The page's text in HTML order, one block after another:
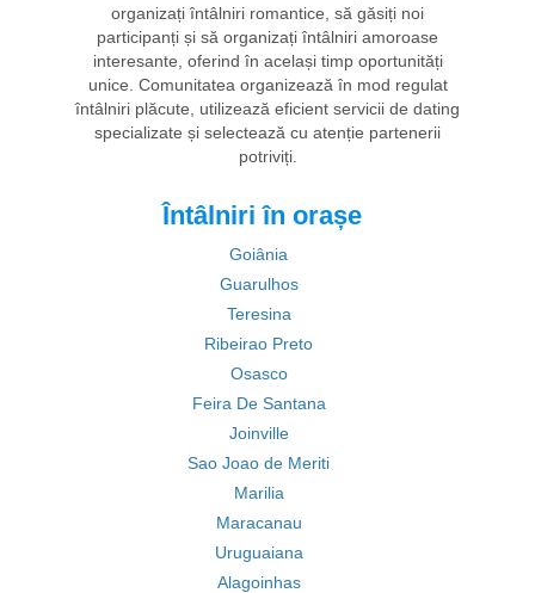
organizați întâlniri romantice, să găsiți noi
participanți și să organizați întâlniri amoroase
interesante, oferind în același timp oportunități
unice. Comunitatea organizează în mod regulat
întâlniri plăcute, utilizează eficient servicii de dating
specializate și selectează cu atenție partenerii
potriviți.
Întâlniri în orașe
Goiânia
Guarulhos
Teresina
Ribeirao Preto
Osasco
Feira De Santana
Joinville
Sao Joao de Meriti
Marilia
Maracanau
Uruguaiana
Alagoinhas